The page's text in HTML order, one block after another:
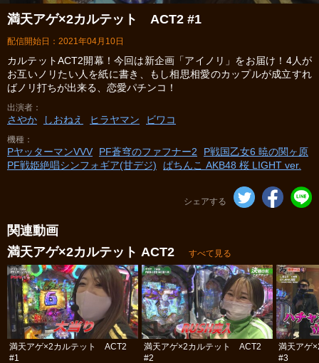
満天アゲ×2カルテット ACT2 #1
配信開始日：2021年04月10日
カルテットACT2開幕！今回は新企画「アイノリ」をお届け！4人が
お互いノリたい人を紙に書き、もし相思相愛のカップルが成立すれ
ばノリ打ちが出来る、恋愛パチンコ！
出演者
さやか しおねえ ヒラヤマン ビワコ
機種
PヤッターマンVVV PF蒼穹のファフナー2
P戦国乙女6 暁の関ヶ原
PF戦姫絶唱シンフォギア(甘デジ)
ぱちんこ AKB48 桜 LIGHT ver.
シェアする
関連動画
満天アゲ×2カルテット ACT2
すべて見る
満天アゲ×2カルテット ACT2
#1
満天アゲ×2カルテット ACT2
#2
満天アゲ
#3